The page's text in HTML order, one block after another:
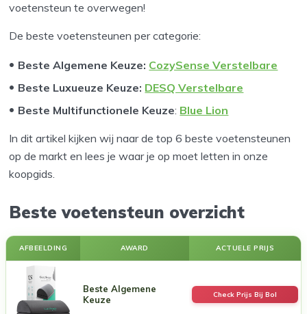
voetensteun te overwegen!
De beste voetensteunen per categorie:
Beste Algemene Keuze: CozySense Verstelbare
Beste Luxueuze Keuze: DESQ Verstelbare
Beste Multifunctionele Keuze: Blue Lion
In dit artikel kijken wij naar de top 6 beste voetensteunen
op de markt en lees je waar je op moet letten in onze
koopgids.
Beste voetensteun overzicht
AFBEELDING AWARD ACTUELE PRIJS
Beste Algemene
Keuze
Check Prijs Bij Bol